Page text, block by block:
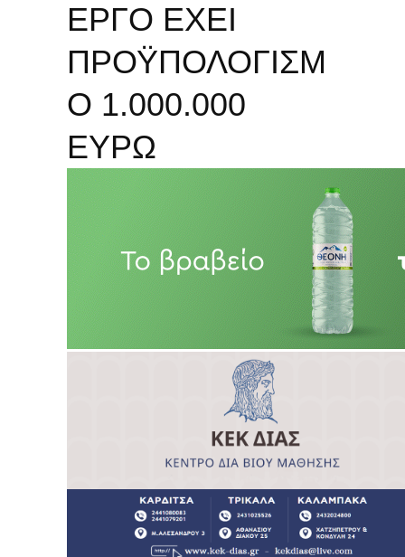
ΕΡΓΟ ΕΧΕΙ
ΠΡΟΫΠΟΛΟΓΙΣΜ
Ο 1.000.000
ΕΥΡΩ